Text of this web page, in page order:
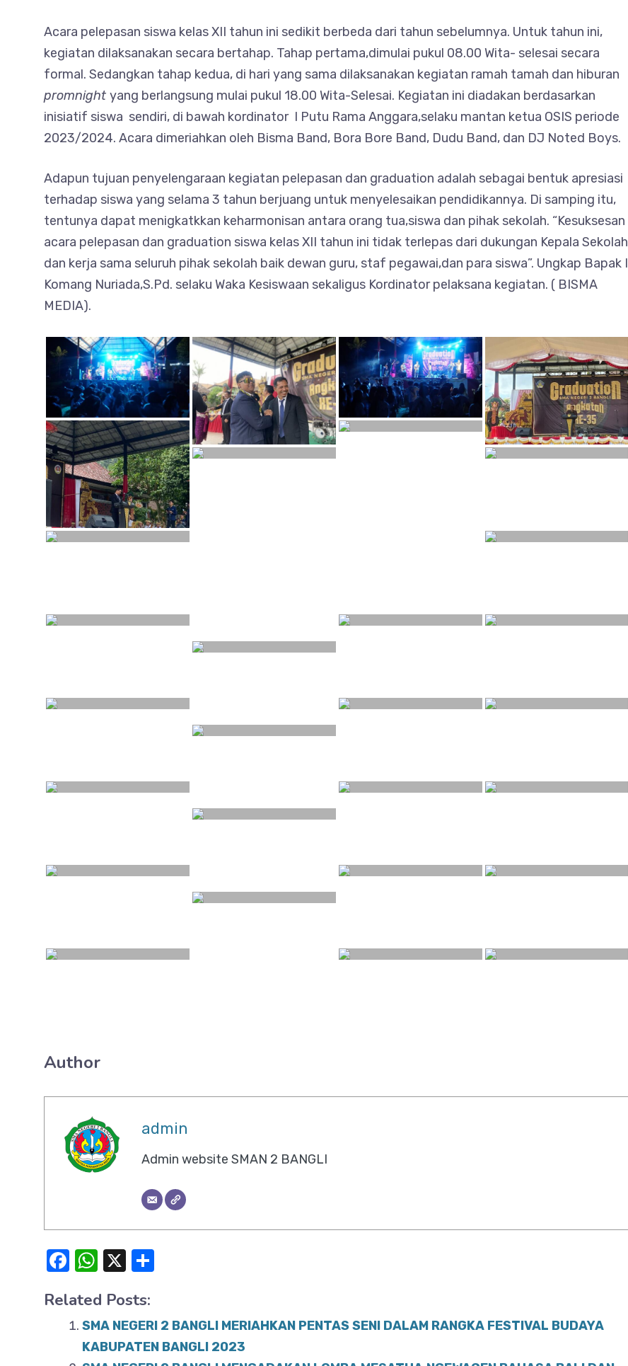
Acara pelepasan siswa kelas XII tahun ini sedikit berbeda dari tahun sebelumnya. Untuk tahun ini,
kegiatan dilaksanakan secara bertahap. Tahap pertama,dimulai pukul 08.00 Wita- selesai secara
formal. Sedangkan tahap kedua, di hari yang sama dilaksanakan kegiatan ramah tamah dan hiburan
promnight yang berlangsung mulai pukul 18.00 Wita-Selesai. Kegiatan ini diadakan berdasarkan
inisiatif siswa sendiri, di bawah kordinator I Putu Rama Anggara,selaku mantan ketua OSIS periode
2023/2024. Acara dimeriahkan oleh Bisma Band, Bora Bore Band, Dudu Band, dan DJ Noted Boys.
Adapun tujuan penyelengaraan kegiatan pelepasan dan graduation adalah sebagai bentuk apresiasi
terhadap siswa yang selama 3 tahun berjuang untuk menyelesaikan pendidikannya. Di samping itu,
tentunya dapat menigkatkkan keharmonisan antara orang tua,siswa dan pihak sekolah. “Kesuksesan
acara pelepasan dan graduation siswa kelas XII tahun ini tidak terlepas dari dukungan Kepala Sekolah
dan kerja sama seluruh pihak sekolah baik dewan guru, staf pegawai,dan para siswa”. Ungkap Bapak I
Komang Nuriada,S.Pd. selaku Waka Kesiswaan sekaligus Kordinator pelaksana kegiatan. ( BISMA
MEDIA).
Author
admin
Admin website SMAN 2 BANGLI
F
c
e
W
at
s
A
X
e
Related Posts:
SMA NEGERI 2 BANGLI MERIAHKAN PENTAS SENI DALAM RANGKA FESTIVAL BUDAYA
KABUPATEN BANGLI 2023